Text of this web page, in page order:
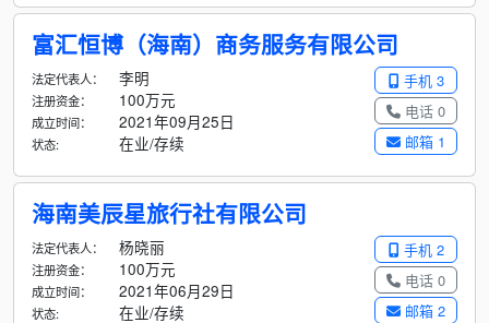
富汇恒博（海南）商务服务有限公司
手机 3
电话 0
邮箱 1
法定代表人： 李明
注册资金： 100万元
成立时间： 2021年09月25日
状态: 在业/存续
海南美辰星旅行社有限公司
手机 2
电话 0
邮箱 2
法定代表人： 杨晓丽
注册资金： 100万元
成立时间： 2021年06月29日
状态: 在业/存续